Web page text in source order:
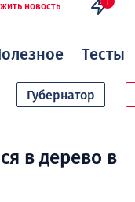
новость
Тесты
Губернатор
в дерево в